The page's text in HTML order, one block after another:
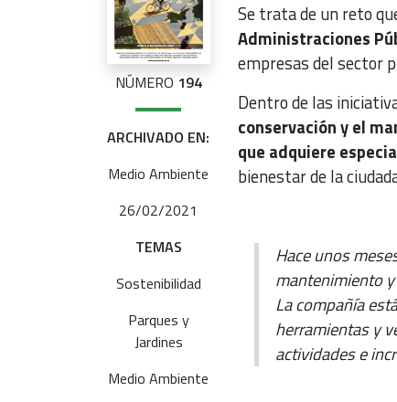
NÚMERO 194
ARCHIVADO EN:
Medio Ambiente
26/02/2021
TEMAS
Sostenibilidad
Parques y
Jardines
Medio Ambiente
Se trata de un reto
Administraciones
empresas del sector
Dentro de las
conservación y el
que adquiere
bienestar de la
Hace unos
mantenimiento
La compañía
herramientas y
actividades e